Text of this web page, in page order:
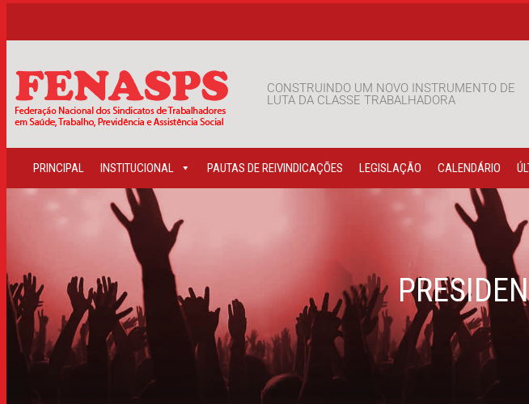
CONSTRUINDO UM NOVO INSTRUMENTO DE
LUTA DA CLASSE TRABALHADORA
PRINCIPAL INSTITUCIONAL PAUTAS DE REIVINDICAÇÕES LEGISLAÇÃO CALENDÁRIO